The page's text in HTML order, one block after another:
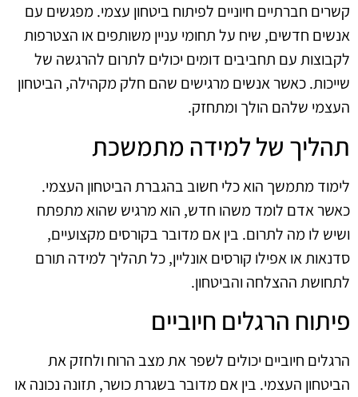
קשרים חברתיים חיוניים לפיתוח ביטחון עצמי. מפגשים עם
אנשים חדשים, שיח על תחומי עניין משותפים או הצטרפות
לקבוצות עם תחביבים דומים יכולים לתרום להרגשה של
שייכות. כאשר אנשים מרגישים שהם חלק מקהילה, הביטחון
העצמי שלהם הולך ומתחזק.
תהליך של למידה מתמשכת
לימוד מתמשך הוא כלי חשוב בהגברת הביטחון העצמי.
כאשר אדם לומד משהו חדש, הוא מרגיש שהוא מתפתח
ושיש לו מה לתרום. בין אם מדובר בקורסים מקצועיים,
סדנאות או אפילו קורסים אונליין, כל תהליך למידה תורם
לתחושת ההצלחה והביטחון.
פיתוח הרגלים חיוביים
הרגלים חיוביים יכולים לשפר את מצב הרוח ולחזק את
הביטחון העצמי. בין אם מדובר בשגרת כושר, תזונה נכונה או